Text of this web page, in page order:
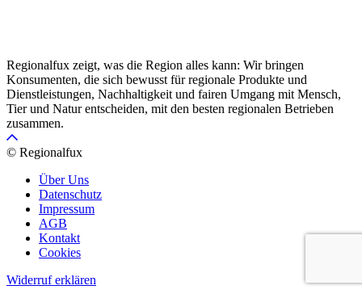
Regionalfux zeigt, was die Region alles kann: Wir bringen
Konsumenten, die sich bewusst für regionale Produkte und
Dienstleistungen, Nachhaltigkeit und fairen Umgang mit Mensch,
Tier und Natur entscheiden, mit den besten regionalen Betrieben
zusammen.
© Regionalfux
Über Uns
Datenschutz
Impressum
AGB
Kontakt
Cookies
Widerruf erklären